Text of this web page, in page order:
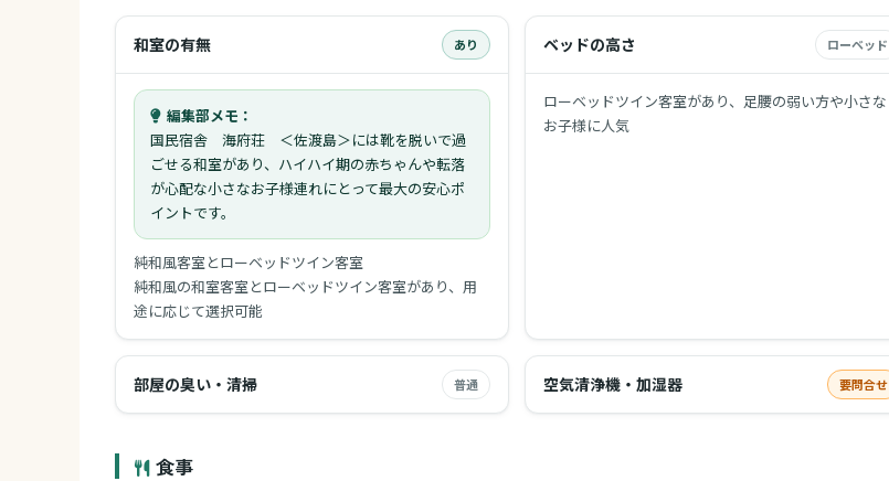
和室の有無 あり
編集部メモ：
国民宿舎 海府荘 ＜佐渡島＞には靴を脱いで過
ごせる和室があり、ハイハイ期の赤ちゃんや転落
が心配な小さなお子様連れにとって最大の安心ポ
イントです。
純和風客室とローベッドツイン客室
純和風の和室客室とローベッドツイン客室があり、用
途に応じて選択可能
ベッドの高さ ローベッド
ローベッドツイン客室があり、足腰の弱い方や小さな
お子様に人気
部屋の臭い・清掃 普通 空気清浄機・加湿器 要問合せ
食事